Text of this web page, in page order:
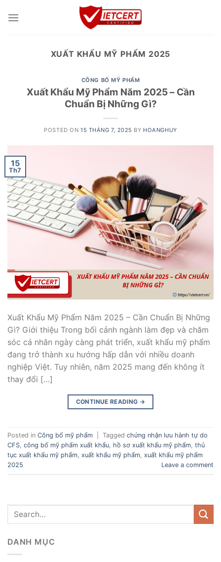
XUẤT KHẨU MỸ PHẨM 2025
CÔNG BỐ MỸ PHẨM
Xuất Khẩu Mỹ Phẩm Năm 2025 – Cần
Chuẩn Bị Những Gì?
POSTED ON 15 THÁNG 7, 2025 BY HOANGHUY
15
Th7
Xuất Khẩu Mỹ Phẩm Năm 2025 – Cần Chuẩn Bị Những
Gì? Giới thiệu Trong bối cảnh ngành làm đẹp và chăm
sóc cá nhân ngày càng phát triển, xuất khẩu mỹ phẩm
đang trở thành xu hướng hấp dẫn với nhiều doanh
nghiệp Việt. Tuy nhiên, năm 2025 mang đến không ít
thay đổi […]
CONTINUE READING →
Posted in Công bố mỹ phẩm Tagged chứng nhận lưu hành tự do
CFS, công bố mỹ phẩm xuất khẩu, hồ sơ xuất khẩu mỹ phẩm, thủ
tục xuất khẩu mỹ phẩm, xuất khẩu mỹ phẩm, xuất khẩu mỹ phẩm
2025
Leave a comment
DANH MỤC